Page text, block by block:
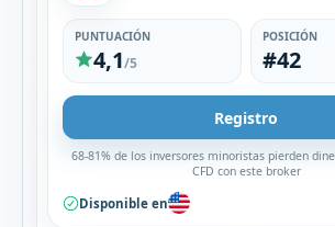
PUNTUACIÓN
4,1/5
POSICIÓN
#42
Registro
68-81% de los inversores minoristas pierden
CFD con este broker
Disponible en